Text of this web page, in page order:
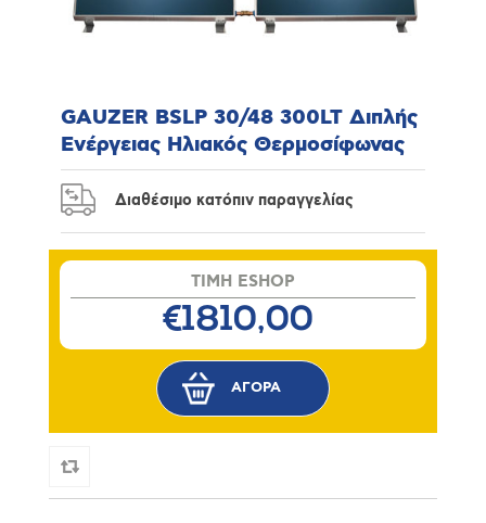
GAUZER BSLP 30/48 300LT Διπλής
Ενέργειας Ηλιακός Θερμοσίφωνας
Διαθέσιμο κατόπιν παραγγελίας
TIMH ESHOP
€1810,00